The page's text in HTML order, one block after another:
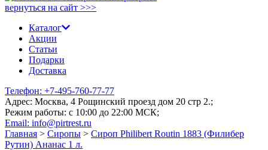
вернуться на сайт >>>
Каталог
Акции
Статьи
Подарки
Доставка
Телефон: +7-495-760-77-77
Адрес: Москва, 4 Рощинский проезд дом 20 стр 2.;
Режим работы: c 10:00 до 22:00 МСК;
Email: info@pirtrest.ru
Главная > Сиропы > Сироп Philibert Routin 1883 (Филибер
Рутин) Ананас 1 л.